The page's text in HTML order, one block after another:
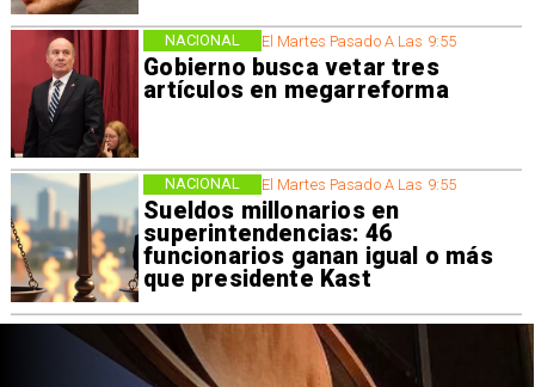
El Martes Pasado A Las 9:55
Gobierno busca vetar tres
artículos en megarreforma
NACIONAL
El Martes Pasado A Las 9:55
Sueldos millonarios en
superintendencias: 46
funcionarios ganan igual o más
que presidente Kast
NACIONAL